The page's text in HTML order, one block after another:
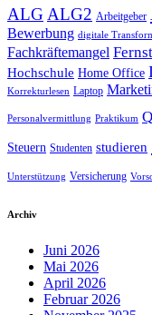
ALG ALG2 Arbeitgeber
Bewerbung digitale
Fachkräftemangel
Hochschule Home Office
Korrekturlesen Laptop
Personalvermittlung Praktikum
Steuern Studenten studieren
Unterstützung Versicherung
Archiv
Juni 2026
Mai 2026
April 2026
Februar 2026